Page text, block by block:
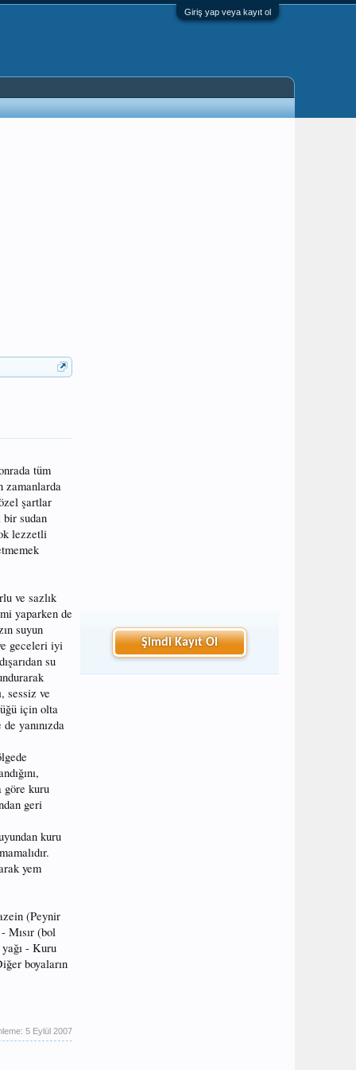
Giriş yap veya kayıt ol
tüm
zamanlarda
şartlar
sudan
lezzetli
ve sazlık
yaparken de
suyun
geceleri iyi
su
sessiz ve
için olta
yanınızda
göre kuru
geri
kuru
yem
(Peynir
Mısır (bol
- Kuru
boyaların
5 Eylül 2007
Şimdi Kayıt Ol